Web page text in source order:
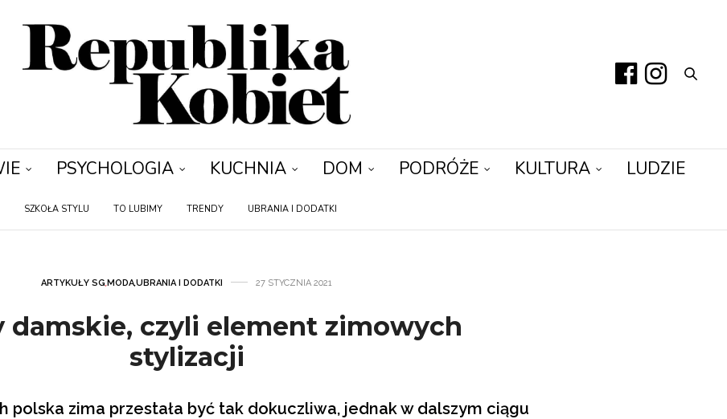
PSYCHOLOGIA KUCHNIA DOM PODRÓŻE KULTURA LUDZIE
SZKOŁA STYLU TO LUBIMY TRENDY UBRANIA I DODATKI
ARTYKUŁY SG,MODA,UBRANIA I DODATKI 27 STYCZNIA 2021
damskie, czyli element zimowych
stylizacji
polska zima przestała być tak dokuczliwa, jednak w dalszym ciągu